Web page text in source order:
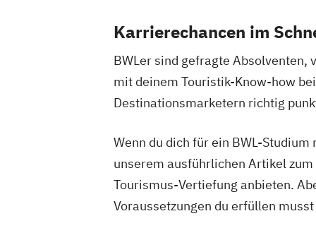
Karrierechancen im
BWLer sind gefragte Absolventen,
mit deinem Touristik-Know-how
Destinationsmarketern richtig
Wenn du dich für ein BWL-
unserem ausführlichen Artikel zum
Tourismus-Vertiefung anbieten.
Voraussetzungen du erfüllen